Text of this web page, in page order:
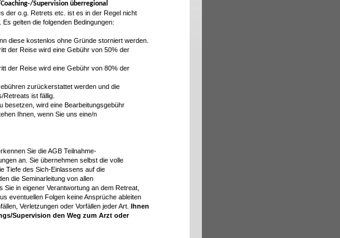
Supervision überregional
der o.g. Retrets etc. ist es in der Regel nicht
Es gelten die folgenden Bedingungen:
diese kostenlos ohne Gründe storniert werden.
der Reise wird eine Gebühr von 50% der
der Reise wird eine Gebühr von 80% der
zurückerstattet werden und die
ist fällig.
besetzen, wird eine Bearbeitungsgebühr
Ihnen, wenn Sie uns eine/n
Sie die AGB Teilnahme-
an. Sie übernehmen selbst die volle
Tiefe des Sich-Einlassens auf die
die Seminarleitung von allen
in eigener Verantwortung an dem Retreat,
eventuellen Folgen keine Ansprüche ableiten
Verletzungen oder Vorfällen jeder Art.
Ihnen
Supervision den Weg zum Arzt oder